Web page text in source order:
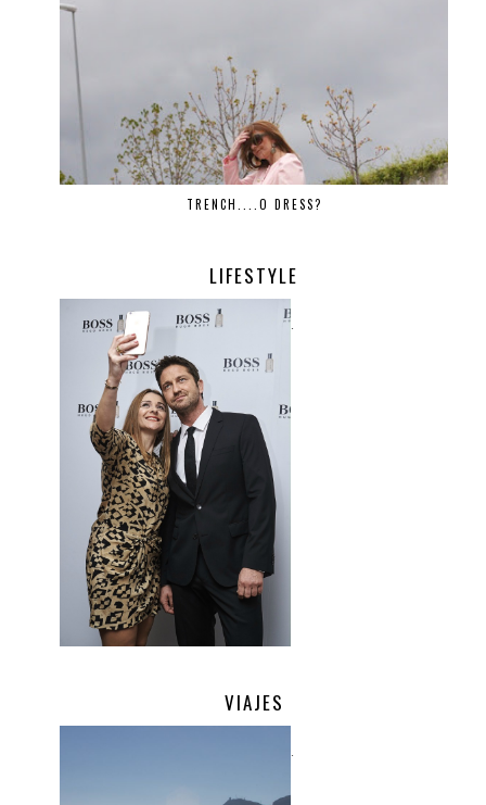
TRENCH....O DRESS?
LIFESTYLE
.
VIAJES
.